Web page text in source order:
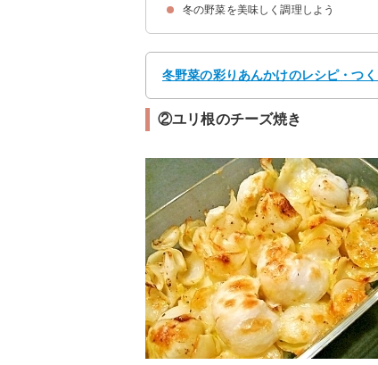
①冬野菜の彩あんかけ
②ユリ根のチーズ焼き
③カリフラワーのピクルス
④くわいのうま煮
⑤芽キャベツの梅和え
➅春菊と生ハムのパスタ
➆セロリのポタージュ
⑧蓮根とレタスのたらこマヨサラダ
⑨菜の花とクルミのマスタード和え
⑩わらびの佃煮
冬の野菜を美味しく調理しよう
冬野菜の彩りあんかけのレシピ・つ
②ユリ根のチーズ焼き